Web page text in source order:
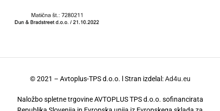
© 2021 – Avtoplus-TPS d.o.o. l Stran izdelal:Ad4u.eu
Naložbo spletne trgovine AVTOPLUS TPS d.o.o. sofinancirata